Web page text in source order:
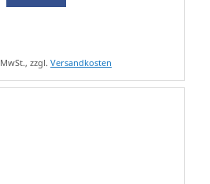
zzgl. Versandkosten